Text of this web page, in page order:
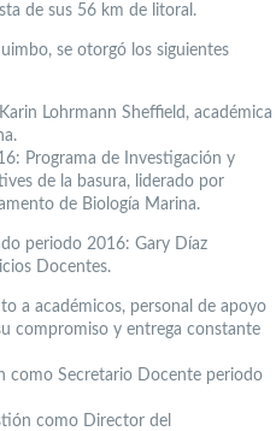
de sus 56 km de litoral.
se otorgó los siguientes
Lohrmann Sheffield, académica
Programa de Investigación y
de la basura, liderado por
de Biología Marina.
periodo 2016: Gary Díaz
Docentes.
a académicos, personal de apoyo
compromiso y entrega constante
como Secretario Docente periodo
como Director del